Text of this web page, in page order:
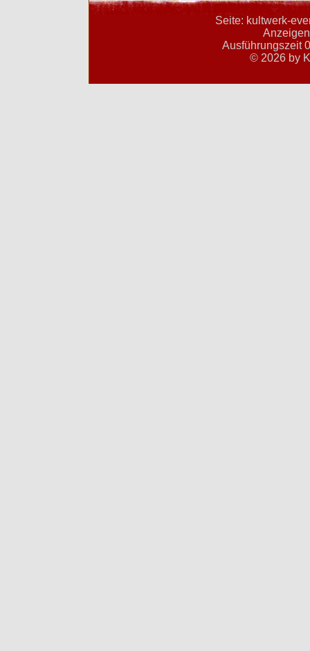
Seite: kultwerk-
Ausführungszeit
© 2026 by